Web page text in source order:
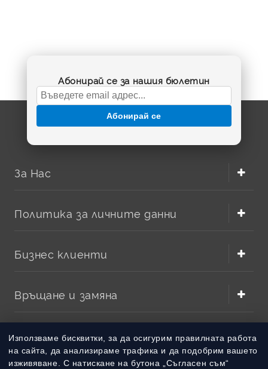
Използваме бисквитки, за да осигурим правилната работа
на сайта, да анализираме трафика и да подобрим вашето
изживяване. С натискане на бутона „Съгласен съм“
Абонирай се за нашия бюлетин
Абонирай се
За Нас
Политика за личните данни
Бизнес клиенти
Връщане и замяна
Методи на плащане